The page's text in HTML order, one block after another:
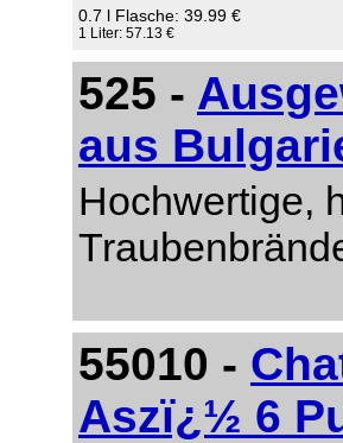
0.7 l Flasche: 39.99 €
1 Liter: 57.13 €
525 -
aus
Hochwertige,
55010 -
Aszï¿½ 6